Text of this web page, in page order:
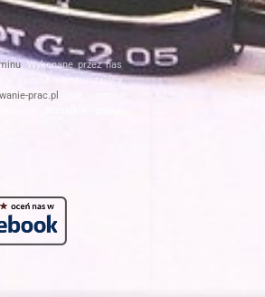
. Wykonane przez nas
w sposób nienaruszający
prac.pl